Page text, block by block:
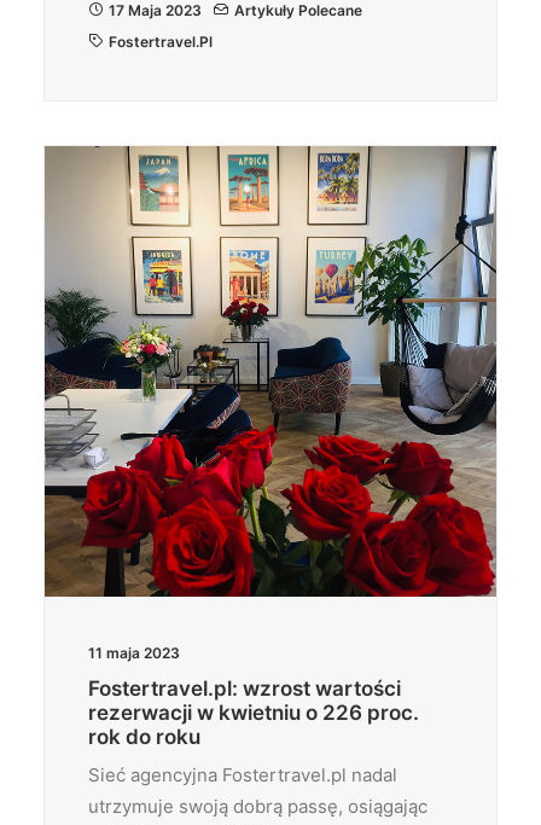
17 Maja 2023
Artykuły Polecane
Fostertravel.pl
11 maja 2023
Fostertravel.pl: wzrost wartości
rezerwacji w kwietniu o 226 proc.
rok do roku
Sieć agencyjna Fostertravel.pl nadal
utrzymuje swoją dobrą passę, osiągając